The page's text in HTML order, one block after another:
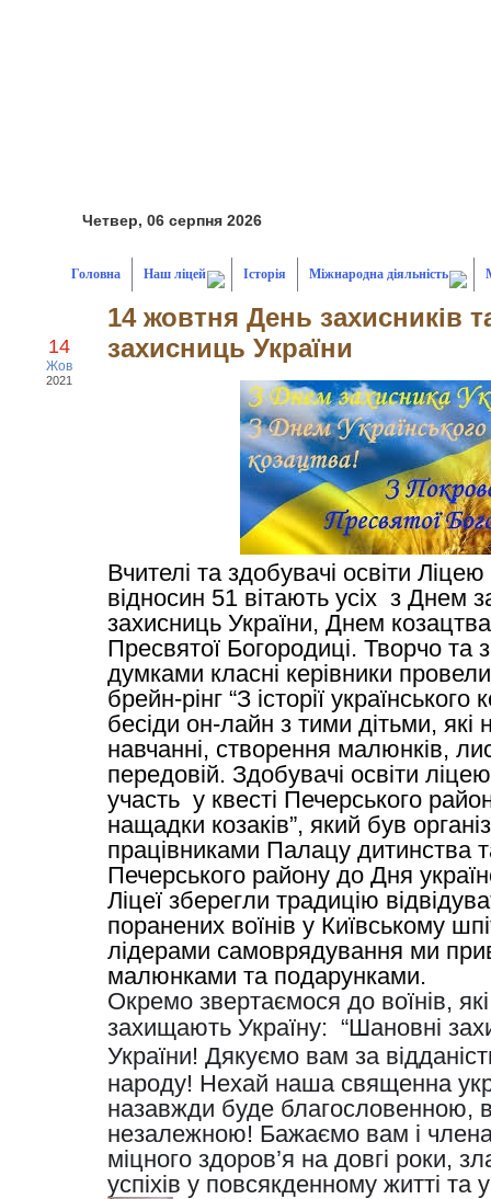
Четвер, 06 серпня 2026
Головна Наш ліцей Історія Міжнародна діяльність
14
Жов
2021
14 жовтня День захисників
захисниць України
Вчителі та здобувачі освіти
відносин 51 вітають усіх  з Днем
захисниць України, Днем
Пресвятої Богородиці. Творчо та
думками класні керівники
брейн-рінг “З історії українського
бесіди он-лайн з тими дітьми, які
навчанні, створення малюнків,
передовій. Здобувачі освіти
участь  у квесті Печерського
нащадки козаків”, який був
працівниками Палацу дитинства
Печерського району до Дня
Ліцеї зберегли традицію
поранених воїнів у Київському
лідерами самоврядування ми
малюнками та подарунками.
Окремо звертаємося до воїнів,
захищають Україну: “Шановні
України! Дякуємо вам за
народу! Нехай наша священна
назавжди буде благословенною,
незалежною! Бажаємо вам і
міцного здоров’я на довгі роки,
успіхів у повсякденному житті та